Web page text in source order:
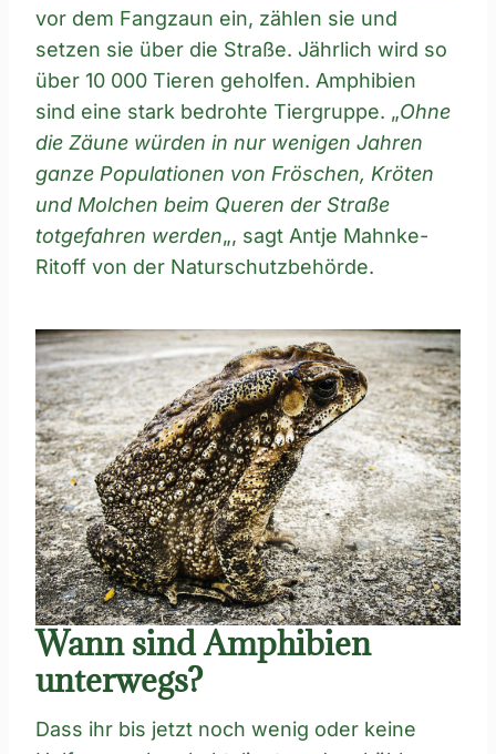
vor dem Fangzaun ein, zählen sie und
setzen sie über die Straße. Jährlich wird so
über 10 000 Tieren geholfen. Amphibien
sind eine stark bedrohte Tiergruppe. „Ohne
die Zäune würden in nur wenigen Jahren
ganze Populationen von Fröschen, Kröten
und Molchen beim Queren der Straße
totgefahren werden„, sagt Antje Mahnke-
Ritoff von der Naturschutzbehörde.
Wann sind Amphibien
unterwegs?
Dass ihr bis jetzt noch wenig oder keine